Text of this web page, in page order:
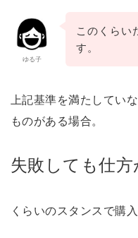
ゆる子
このくらい
す。
上記基準を満たしてい
ものがある場合。
失敗しても仕方
くらいのスタンスで購